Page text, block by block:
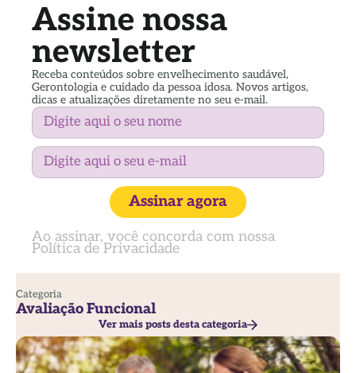
Assine nossa
newsletter
Receba conteúdos sobre envelhecimento saudável,
Gerontologia e cuidado da pessoa idosa. Novos artigos,
dicas e atualizações diretamente no seu e-mail.
Assinar agora
Ao assinar, você concorda com nossa
Política de Privacidade
Categoria
Avaliação Funcional
Ver mais posts desta categoria